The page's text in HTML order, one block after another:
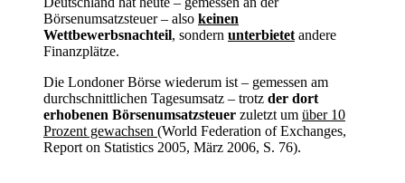
Börsenumsatzsteuer – also keinen
Wettbewerbsnachteil, sondern unterbietet andere
Finanzplätze.
Die Londoner Börse wiederum ist – gemessen am
durchschnittlichen Tagesumsatz – trotz der dort
erhobenen Börsenumsatzsteuer zuletzt um über 10
Prozent gewachsen (World Federation of Exchanges,
Report on Statistics 2005, März 2006, S. 76).